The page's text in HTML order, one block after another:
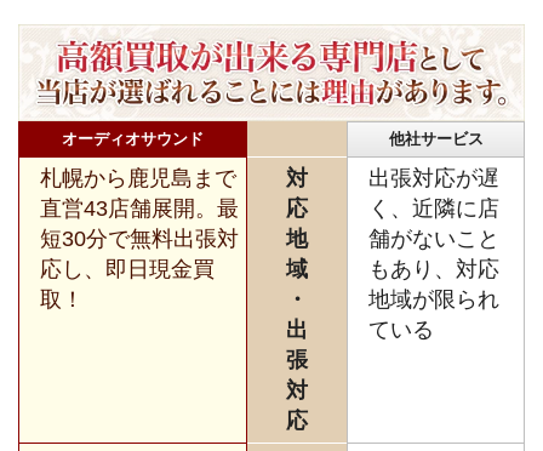
オーディオサウンド 他社サービス
札幌から鹿児島まで
直営43店舗展開。最
短30分で無料出張対
応し、即日現金買
取！
対
応
地
域
・
出
張
対
応
出張対応が遅
く、近隣に店
舗がないこと
もあり、対応
地域が限られ
ている